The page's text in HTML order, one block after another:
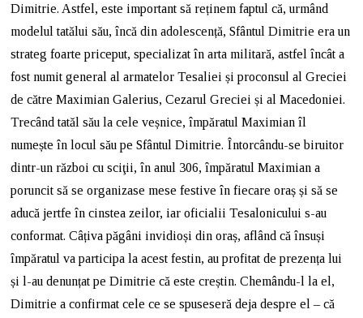
Dimitrie. Astfel, este important să reținem faptul că, urmând
modelul tatălui său, încă din adolescență, Sfântul Dimitrie era un
strateg foarte priceput, specializat în arta militară, astfel încât a
fost numit general al armatelor Tesaliei și proconsul al Greciei
de către Maximian Galerius, Cezarul Greciei și al Macedoniei.
Trecând tatăl său la cele veșnice, împăratul Maximian îl
numește în locul său pe Sfântul Dimitrie. Întorcându-se biruitor
dintr-un război cu sciţii, în anul 306, împăratul Maximian a
poruncit să se organizase mese festive în fiecare oraș și să se
aducă jertfe în cinstea zeilor, iar oficialii Tesalonicului s-au
conformat. Câțiva păgâni invidioși din oraș, aflând că însuși
împăratul va participa la acest festin, au profitat de prezența lui
și l-au denunțat pe Dimitrie că este creștin. Chemându-l la el,
Dimitrie a confirmat cele ce se spuseseră deja despre el – că